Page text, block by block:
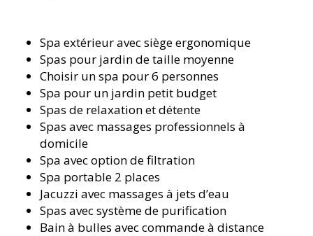
Spa extérieur avec siège ergonomique
Spas pour jardin de taille moyenne
Choisir un spa pour 6 personnes
Spa pour un jardin petit budget
Spas de relaxation et détente
Spas avec massages professionnels à
domicile
Spa avec option de filtration
Spa portable 2 places
Jacuzzi avec massages à jets d’eau
Spas avec système de purification
Bain à bulles avec commande à distance